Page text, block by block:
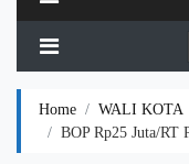
Home
WALI KOTA
BOP Rp25 Juta/RT